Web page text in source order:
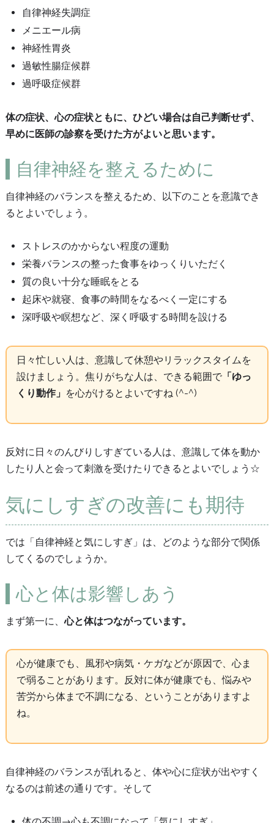
自律神経失調症
メニエール病
神経性胃炎
過敏性腸症候群
過呼吸症候群
体の症状、心の症状ともに、ひどい場合は自己判断せず、
早めに医師の診察を受けた方がよいと思います。
自律神経を整えるために
自律神経のバランスを整えるため、以下のことを意識でき
るとよいでしょう。
ストレスのかからない程度の運動
栄養バランスの整った食事をゆっくりいただく
質の良い十分な睡眠をとる
起床や就寝、食事の時間をなるべく一定にする
深呼吸や瞑想など、深く呼吸する時間を設ける
日々忙しい人は、意識して休憩やリラックスタイムを
設けましょう。焦りがちな人は、できる範囲で「ゆっ
くり動作」 を心がけるとよいですね (^-^)
反対に日々のんびりしすぎている人は、意識して体を動か
したり人と会って刺激を受けたりできるとよいでしょう☆
気にしすぎの改善にも期待
では「自律神経と気にしすぎ」は、どのような部分で関係
してくるのでしょうか。
心と体は影響しあう
まず第一に、心と体はつながっています。
心が健康でも、風邪や病気・ケガなどが原因で、心ま
で弱ることがあります。反対に体が健康でも、悩みや
苦労から体まで不調になる、ということがありますよ
ね。
自律神経のバランスが乱れると、体や心に症状が出やすく
なるのは前述の通りです。そして